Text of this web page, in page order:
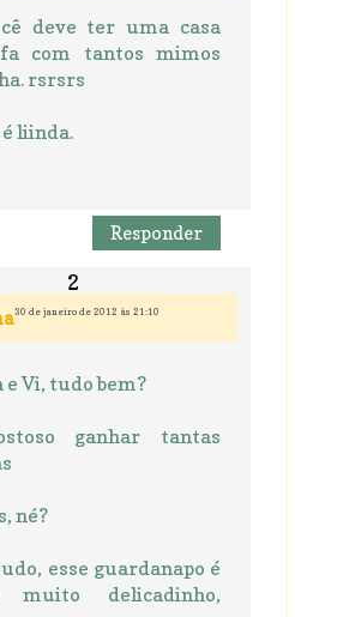
deve ter uma casa
com tantos mimos
rsrsrs
liinda.
Responder
30 de janeiro de 2012 às 21:10
e Vi, tudo bem?
ganhar tantas
né?
esse guardanapo é
muito delicadinho,